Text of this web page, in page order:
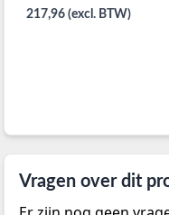
217,96 (excl. BTW)
Vragen over dit